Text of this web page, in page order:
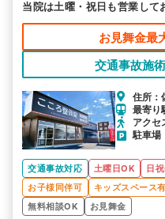
当院は土曜・祝日も営業して
お見舞金最
交通事故施
住所：
最寄り
アクセ
駐車場
交通事故対応 土曜日OK 日
お子様同伴可
キッズスペース有
無料相談OK
お見舞金